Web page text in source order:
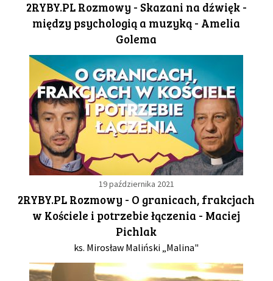
GALERIA
DRUŻYNA
WESPRZYJ NAS
PARTNERZY
NEWSLETTER
DLA MEDIÓW
KONTAKT
2RYBY.PL Rozmowy - Skazani na dźwięk -
między psychologią a muzyką - Amelia
Golema
19 października 2021
2RYBY.PL Rozmowy - O granicach, frakcjach
w Kościele i potrzebie łączenia - Maciej
Pichlak
ks. Mirosław Maliński „Malina"